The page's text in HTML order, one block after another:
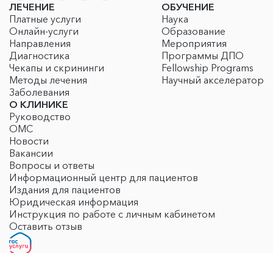
ЛЕЧЕНИЕ
Платные услуги
Онлайн-услуги
Направления
Диагностика
Чекапы и скрининги
Методы лечения
Заболевания
ОБУЧЕНИЕ
Наука
Образование
Мероприятия
Программы ДПО
Fellowship Programs
Научный акселератор
О КЛИНИКЕ
Руководство
ОМС
Новости
Вакансии
Вопросы и ответы
Информационный центр для пациентов
Издания для пациентов
Юридическая информация
Инструкция по работе с личным кабинетом
Оставить отзыв